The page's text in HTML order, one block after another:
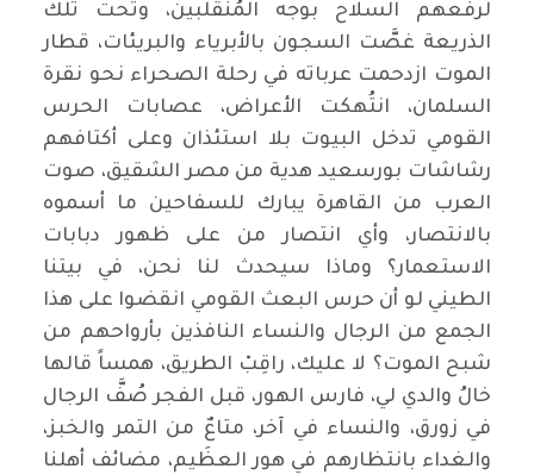
لرفعهم السلاح بوجه المُنقلبين، وتحت تلك
الذريعة غصَّت السجون بالأبرياء والبريئات، قطار
الموت ازدحمت عرباته في رحلة الصحراء نحو نقرة
السلمان، انتُهكت الأعراض، عصابات الحرس
القومي تدخل البيوت بلا استئذان وعلى أكتافهم
رشاشات بورسعيد هدية من مصر الشقيق، صوت
العرب من القاهرة يبارك للسفاحين ما أسموه
بالانتصار، وأي انتصار من على ظهور دبابات
الاستعمار؟ وماذا سيحدث لنا نحن، في بيتنا
الطيني لو أن حرس البعث القومي انقضوا على هذا
الجمع من الرجال والنساء النافذين بأرواحهم من
شبح الموت؟ لا عليك، راقِبْ الطريق، همساً قالها
خالُ والدي لي، فارس الهور، قبل الفجر صُفَّ الرجال
في زورق، والنساء في آخر، متاعٌ من التمر والخبز،
والغداء بانتظارهم في هور العظَيم، مضائف أهلنا